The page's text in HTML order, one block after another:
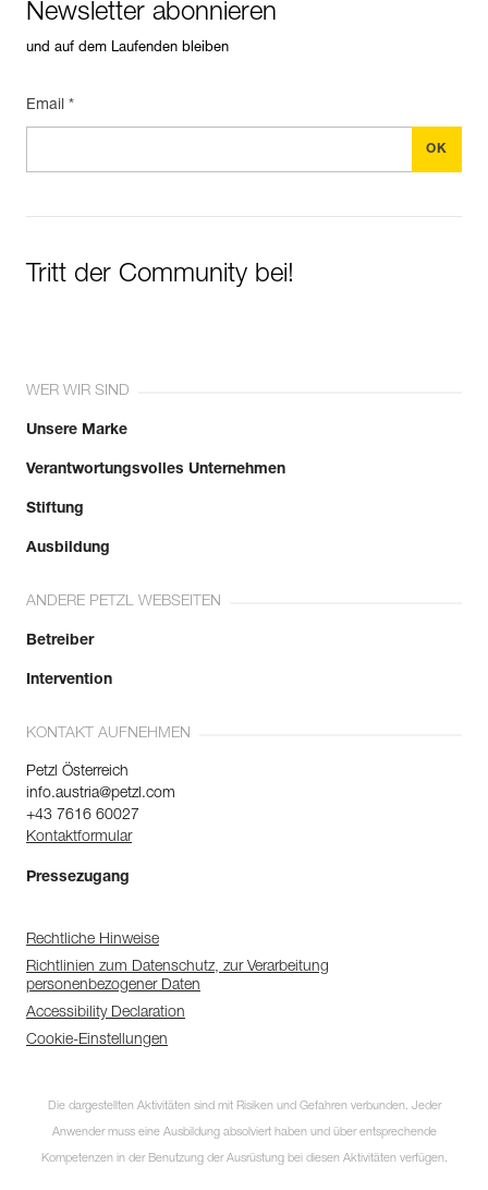
Newsletter abonnieren
und auf dem Laufenden bleiben
Email *
Tritt der Community bei!
WER WIR SIND
Unsere Marke
Verantwortungsvolles Unternehmen
Stiftung
Ausbildung
ANDERE PETZL WEBSEITEN
Betreiber
Intervention
KONTAKT AUFNEHMEN
Petzl Österreich
info.austria@petzl.com
+43 7616 60027
Kontaktformular
Pressezugang
Rechtliche Hinweise
Richtlinien zum Datenschutz, zur Verarbeitung
personenbezogener Daten
Accessibility Declaration
Cookie-Einstellungen
Die dargestellten Aktivitäten sind mit Risiken und Gefahren verbunden. Jeder
Anwender muss eine Ausbildung absolviert haben und über entsprechende
Kompetenzen in der Benutzung der Ausrüstung bei diesen Aktivitäten verfügen.